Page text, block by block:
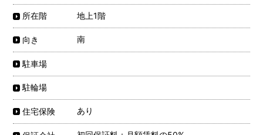
所在階 地上1階
向き 南
駐車場
駐輪場
住宅保険 あり